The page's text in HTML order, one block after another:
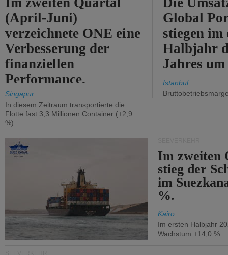
(April-Juni)
verzeichnete ONE eine
Verbesserung der
finanziellen
Performance.
Singapur
In diesem Zeitraum transportierte die
Flotte fast 3,3 Millionen Container (+2,9
%).
Global
stiegen im
Halbjahr
Jahres
Istanbul
Im zweiten
stieg der
im
%.
Kairo
Im ersten Halbjahr
Wachstum +14,0 %.